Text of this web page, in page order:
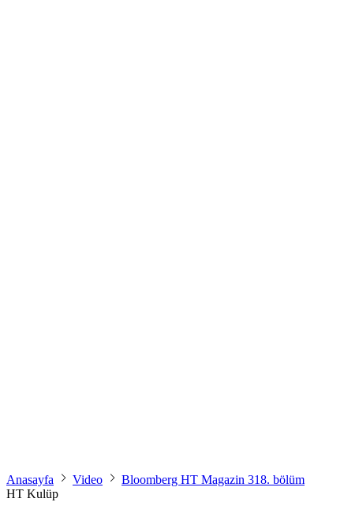
Anasayfa Video
Bloomberg HT Magazin 318. bölüm
HT Kulüp